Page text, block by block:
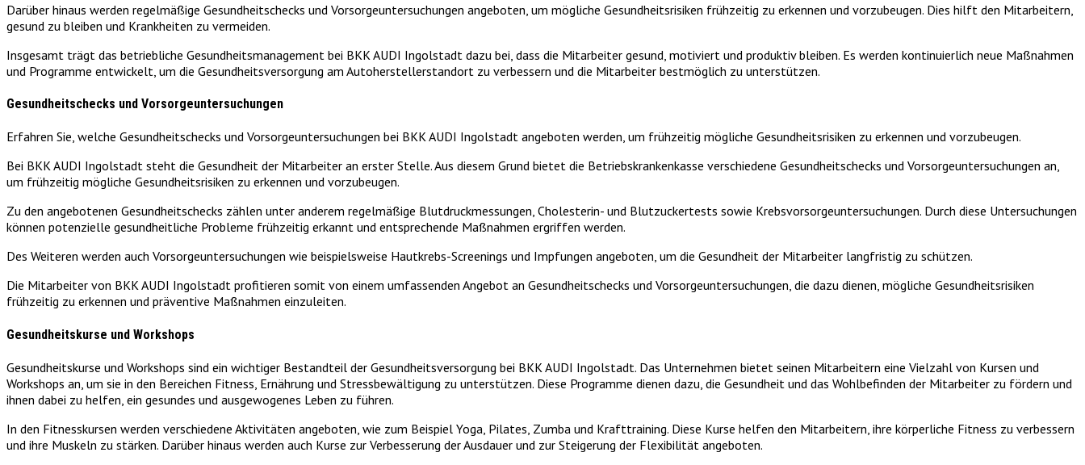
Darüber hinaus werden regelmäßige Gesundheitschecks und Vorsorgeuntersuchungen angeboten, um mögliche Gesundheitsrisiken frühzeitig zu erkennen und vorzubeugen. Dies hilft den Mitarbeitern,
gesund zu bleiben und Krankheiten zu vermeiden.
Insgesamt trägt das betriebliche Gesundheitsmanagement bei BKK AUDI Ingolstadt dazu bei, dass die Mitarbeiter gesund, motiviert und produktiv bleiben. Es werden kontinuierlich neue Maßnahmen
und Programme entwickelt, um die Gesundheitsversorgung am Autoherstellerstandort zu verbessern und die Mitarbeiter bestmöglich zu unterstützen.
Gesundheitschecks und Vorsorgeuntersuchungen
Erfahren Sie, welche Gesundheitschecks und Vorsorgeuntersuchungen bei BKK AUDI Ingolstadt angeboten werden, um frühzeitig mögliche Gesundheitsrisiken zu erkennen und vorzubeugen.
Bei BKK AUDI Ingolstadt steht die Gesundheit der Mitarbeiter an erster Stelle. Aus diesem Grund bietet die Betriebskrankenkasse verschiedene Gesundheitschecks und Vorsorgeuntersuchungen an,
um frühzeitig mögliche Gesundheitsrisiken zu erkennen und vorzubeugen.
Zu den angebotenen Gesundheitschecks zählen unter anderem regelmäßige Blutdruckmessungen, Cholesterin- und Blutzuckertests sowie Krebsvorsorgeuntersuchungen. Durch diese Untersuchungen
können potenzielle gesundheitliche Probleme frühzeitig erkannt und entsprechende Maßnahmen ergriffen werden.
Des Weiteren werden auch Vorsorgeuntersuchungen wie beispielsweise Hautkrebs-Screenings und Impfungen angeboten, um die Gesundheit der Mitarbeiter langfristig zu schützen.
Die Mitarbeiter von BKK AUDI Ingolstadt profitieren somit von einem umfassenden Angebot an Gesundheitschecks und Vorsorgeuntersuchungen, die dazu dienen, mögliche Gesundheitsrisiken
frühzeitig zu erkennen und präventive Maßnahmen einzuleiten.
Gesundheitskurse und Workshops
Gesundheitskurse und Workshops sind ein wichtiger Bestandteil der Gesundheitsversorgung bei BKK AUDI Ingolstadt. Das Unternehmen bietet seinen Mitarbeitern eine Vielzahl von Kursen und
Workshops an, um sie in den Bereichen Fitness, Ernährung und Stressbewältigung zu unterstützen. Diese Programme dienen dazu, die Gesundheit und das Wohlbefinden der Mitarbeiter zu fördern und
ihnen dabei zu helfen, ein gesundes und ausgewogenes Leben zu führen.
In den Fitnesskursen werden verschiedene Aktivitäten angeboten, wie zum Beispiel Yoga, Pilates, Zumba und Krafttraining. Diese Kurse helfen den Mitarbeitern, ihre körperliche Fitness zu verbessern
und ihre Muskeln zu stärken. Darüber hinaus werden auch Kurse zur Verbesserung der Ausdauer und zur Steigerung der Flexibilität angeboten.